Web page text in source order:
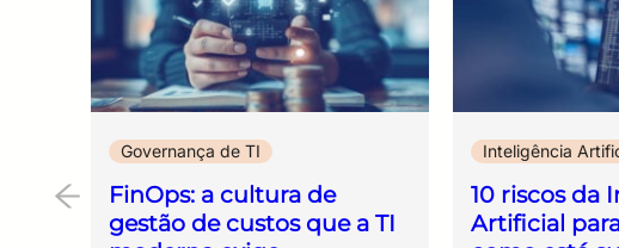
Governança de TI
FinOps: a cultura de
gestão de custos que a TI
Inteligência
10 riscos da
Artificial